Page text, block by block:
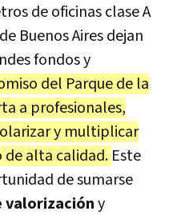
de oficinas clase A
Buenos Aires dejan
fondos y
del Parque de la
a profesionales,
y multiplicar
de alta calidad. Este
de sumarse
valorizacióny